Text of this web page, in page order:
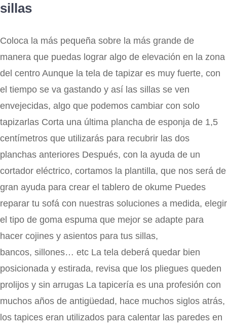
sillas
Coloca la más pequeña sobre la más grande de
manera que puedas lograr algo de elevación en la zona
del centro Aunque la tela de tapizar es muy fuerte, con
el tiempo se va gastando y así las sillas se ven
envejecidas, algo que podemos cambiar con solo
tapizarlas Corta una última plancha de esponja de 1,5
centímetros que utilizarás para recubrir las dos
planchas anteriores Después, con la ayuda de un
cortador eléctrico, cortamos la plantilla, que nos será de
gran ayuda para crear el tablero de okume Puedes
reparar tu sofá con nuestras soluciones a medida, elegir
el tipo de goma espuma que mejor se adapte para
hacer cojines y asientos para tus sillas,
bancos, sillones… etc La tela deberá quedar bien
posicionada y estirada, revisa que los pliegues queden
prolijos y sin arrugas La tapicería es una profesión con
muchos años de antigüedad, hace muchos siglos atrás,
los tapices eran utilizados para calentar las paredes en